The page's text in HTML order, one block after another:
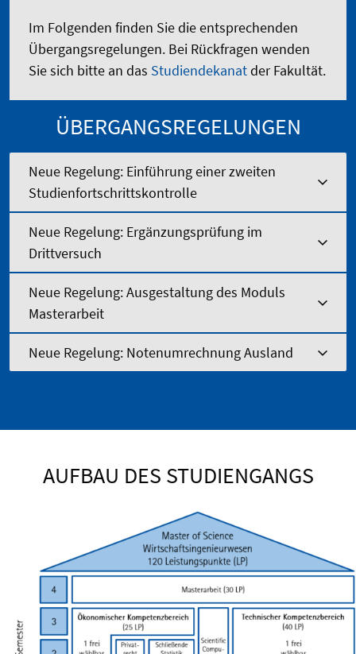
Im Folgenden finden Sie die entsprechenden
Übergangsregelungen. Bei Rückfragen wenden
Sie sich bitte an das Studiendekanatder Fakultät.
ÜBERGANGSREGELUNGEN
Neue Regelung: Einführung einer zweiten
Studienfortschrittskontrolle
Neue Regelung: Ergänzungsprüfung im
Drittversuch
Neue Regelung: Ausgestaltung des Moduls
Masterarbeit
Neue Regelung: Notenumrechnung Ausland
AUFBAU DES STUDIENGANGS